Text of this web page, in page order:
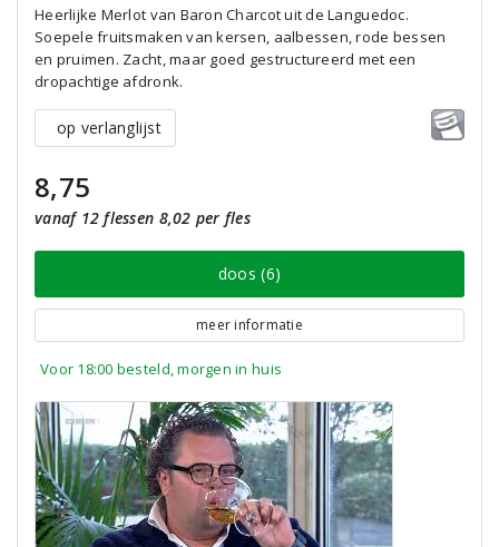
Heerlijke Merlot van Baron Charcot uit de Languedoc.
Soepele fruitsmaken van kersen, aalbessen, rode bessen
en pruimen. Zacht, maar goed gestructureerd met een
dropachtige afdronk.
op verlanglijst
8,75
vanaf 12 flessen 8,02 per fles
doos (6)
meer informatie
Voor 18:00 besteld, morgen in huis